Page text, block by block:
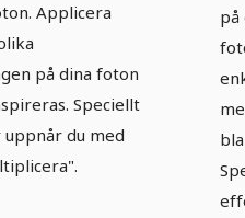
Applicera
på dina foton
Speciellt
du med
på